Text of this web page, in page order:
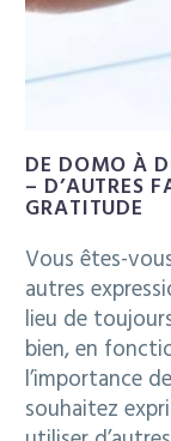
DE DOMO À
– D’AUTRES
GRATITUDE
Vous êtes-
autres
lieu de
bien, en
l’importance
souhaitez